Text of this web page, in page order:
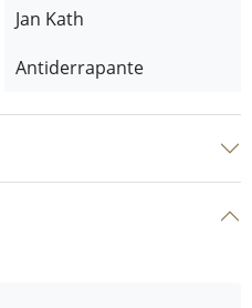
Jan Kath
Antiderrapante